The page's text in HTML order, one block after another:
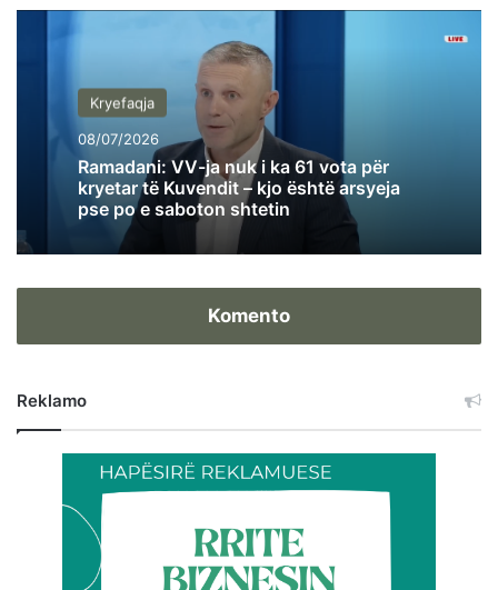
Kryefaqja
08/07/2026
Ramadani: VV-ja nuk i ka 61 vota për
kryetar të Kuvendit – kjo është arsyeja
pse po e saboton shtetin
Komento
Reklamo